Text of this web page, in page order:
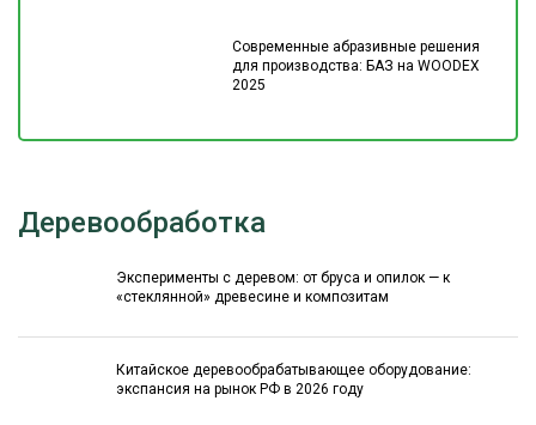
Современные абразивные решения
для производства: БАЗ на WOODEX
2025
Деревообработка
Эксперименты с деревом: от бруса и опилок — к
«стеклянной» древесине и композитам
Китайское деревообрабатывающее оборудование:
экспансия на рынок РФ в 2026 году